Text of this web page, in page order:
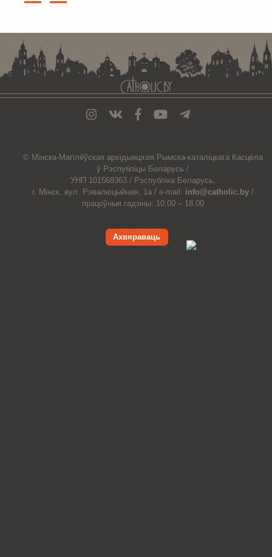
© Мiнска-Магiлёўская архiдыяцэзiя Рымска-каталіцкага Касцёла
ў Рэспубліцы Беларусь /
УНП 101568363 / Рэспубліка Беларусь,
г. Мінск, вул. Рэвалюцыйная, 1а / e-mail: info@catholic.by /
працоўныя гадзіны: 10.00 – 18.00
Ахвяраваць